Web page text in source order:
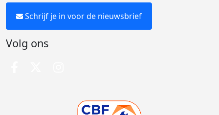
Schrijf je in voor de nieuwsbrief
Volg ons